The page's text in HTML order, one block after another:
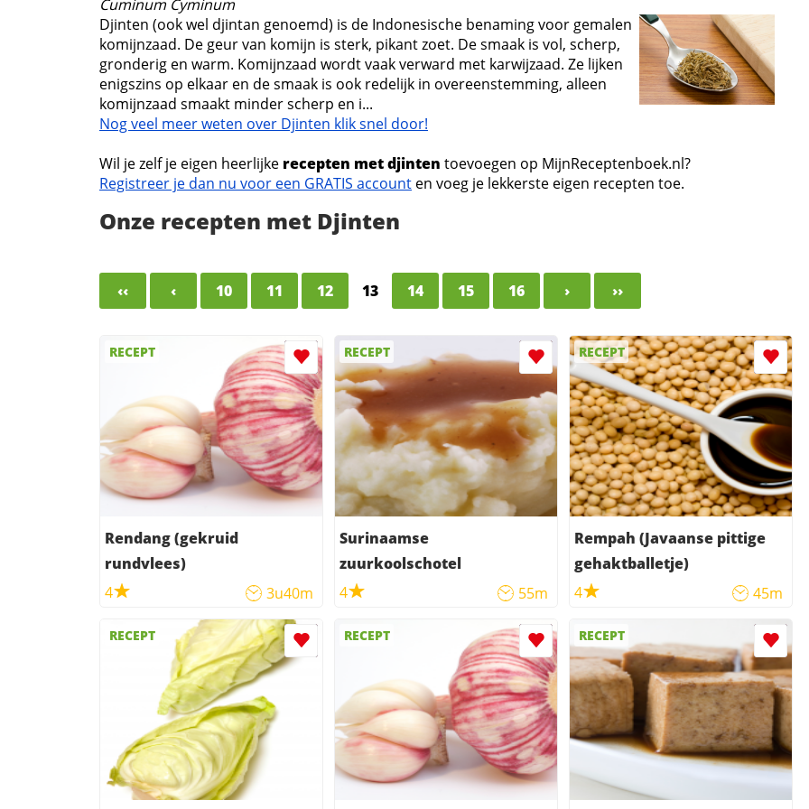
Cuminum Cyminum
Djinten (ook wel djintan genoemd) is de Indonesische benaming voor gemalen
komijnzaad. De geur van komijn is sterk, pikant zoet. De smaak is vol, scherp,
gronderig en warm. Komijnzaad wordt vaak verward met karwijzaad. Ze lijken
enigszins op elkaar en de smaak is ook redelijk in overeenstemming, alleen
komijnzaad smaakt minder scherp en i...
Nog veel meer weten over Djinten klik snel door!
Wil je zelf je eigen heerlijke recepten met djinten toevoegen op MijnReceptenboek.nl?
Registreer je dan nu voor een GRATIS account en voeg je lekkerste eigen recepten toe.
Onze recepten met Djinten
‹‹ ‹ 10 11 12 13 14 15 16 › ››
RECEPT
Rendang (gekruid
rundvlees)
4
3u40m
RECEPT
Surinaamse
zuurkoolschotel
4
55m
RECEPT
Rempah (Javaanse pittige
gehaktballetje)
4
45m
RECEPT RECEPT RECEPT